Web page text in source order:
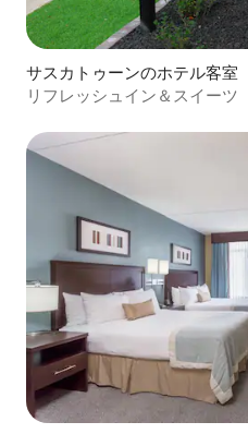
サスカトゥーンのホテル客室
リフレッシュイン＆スイーツ